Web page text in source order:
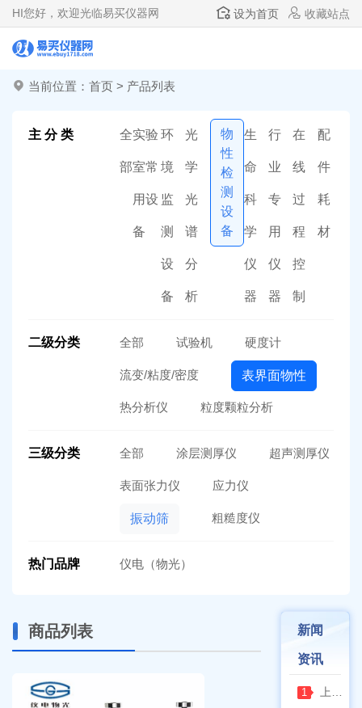
HI您好，欢迎光临易买仪器网 设为首页 收藏站点
当前位置： 首页 > 产品列表
主 分 类 全
部
实验
室常
用设
备
环
境
监
测
设
备
光
学
光
谱
分
析
物
性
检
测
设
备
生
命
科
学
仪
器
行
业
专
用
仪
器
在
线
过
程
控
制
配
件
耗
材
二级分类 全部 试验机 硬度计
流变/粘度/密度 表界面物性
热分析仪 粒度颗粒分析
三级分类 全部 涂层测厚仪 超声测厚仪
表面张力仪 应力仪
振动筛 粗糙度仪
热门品牌 仪电（物光）
商品列表 新闻
资讯
1 上海精宏2026年最新动态：触控升级与低温干燥新方案落地